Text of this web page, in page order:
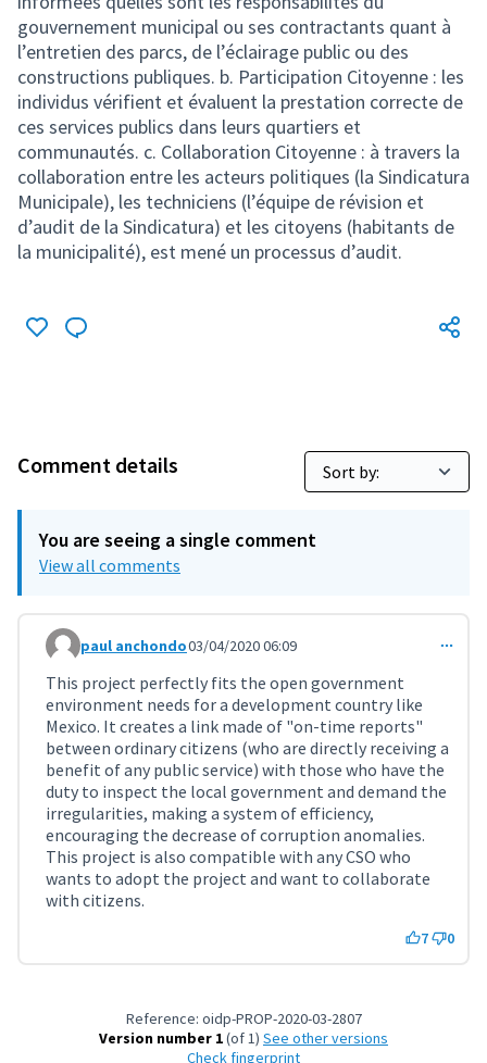
gouvernement municipal ou ses contractants quant à
l’entretien des parcs, de l’éclairage public ou des
constructions publiques. b. Participation Citoyenne : les
individus vérifient et évaluent la prestation correcte de
ces services publics dans leurs quartiers et
communautés. c. Collaboration Citoyenne : à travers la
collaboration entre les acteurs politiques (la Sindicatura
Municipale), les techniciens (l’équipe de révision et
d’audit de la Sindicatura) et les citoyens (habitants de
la municipalité), est mené un processus d’audit.
Comment details
You are seeing a single comment
View all comments
Comment 956
paul anchondo03/04/2020 06:09
This project perfectly fits the open government
environment needs for a development country like
Mexico. It creates a link made of "on-time reports"
between ordinary citizens (who are directly receiving a
benefit of any public service) with those who have the
duty to inspect the local government and demand the
irregularities, making a system of efficiency,
encouraging the decrease of corruption anomalies.
This project is also compatible with any CSO who
wants to adopt the project and want to collaborate
with citizens.
7 0
Reference: oidp-PROP-2020-03-2807
Version number 1(of 1)
see other versions
Check fingerprint